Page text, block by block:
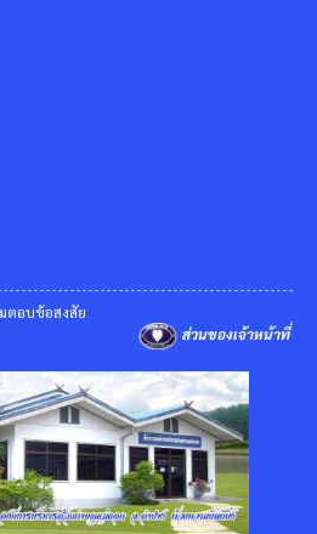
ตอบข้อสงสัย
ส่วนของเจ้าหน้าที่